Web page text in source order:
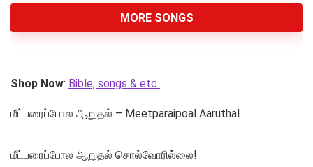
MORE SONGS
Shop Now: Bible, songs & etc
மீட்பரைப்போல ஆறுதல் – Meetparaipoal Aaruthal
மீட்பரைப்போல ஆறுதல் சொல்வோரில்லை!